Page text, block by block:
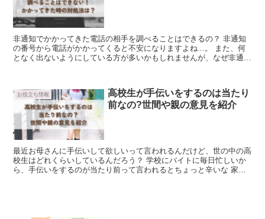
非通知でかかってきた電話の相手を調べることはできるの？ 非通知
の番号から電話がかかってくると不安になりますよね...。 また、何
となく出ないようにしている方が多いかもしれませんが、なぜ非通知
お役立ち情報
高校生が手伝いをするのは当たり
前なの?世間や親の意見を紹介
最近お母さんに手伝いして欲しいって言われるんだけど、世の中の高
校生はどれくらいしているんだろう？ 学校にバイトに毎日忙しいか
ら、手伝いをするのが当たり前って言われるとちょっと辛いな 家庭